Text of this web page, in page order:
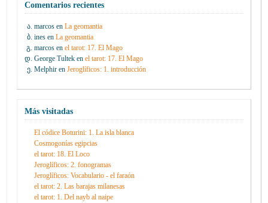
Comentarios recientes
marcos enLa geomantia
ines enLa geomantia
marcos enel tarot: 17. El Mago
George Tultek enel tarot: 17. El Mago
Melphir enJeroglíficos: 1. introducción
Más visitadas
El códice Boturini: 1. La isla blanca
Cosmogonías egipcias
el tarot: 18. El Loco
Jeroglíficos: 2. fonogramas
Jeroglíficos: Vocabulario - el faraón
el tarot: 2. Las barajas milanesas
el tarot: 1. Del nayb al naipe